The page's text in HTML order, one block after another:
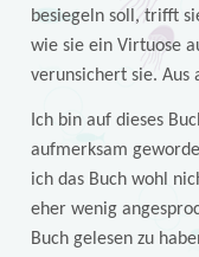
besiegeln soll, trifft
wie sie ein Virtuose
verunsichert sie. Aus
Ich bin auf dieses
aufmerksam
ich das Buch wohl
eher wenig
Buch gelesen zu